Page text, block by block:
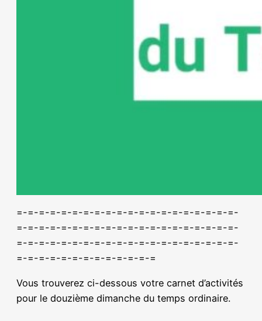
=-=-=-=-=-=-=-=-=-=-=-=-=-=-=-=-=-=-=-=-
=-=-=-=-=-=-=-=-=-=-=-=-=-=-=-=-=-=-=-=-
=-=-=-=-=-=-=-=-=-=-=-=-=-=-=-=-=-=-=-=-
=-=-=-=-=-=-=-=-=-=-=-=-=
Vous trouverez ci-dessous votre carnet d’activités
pour le douzième dimanche du temps ordinaire.